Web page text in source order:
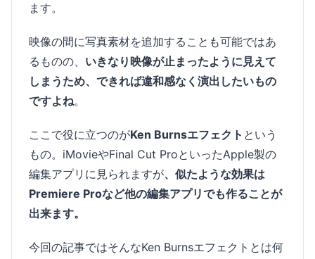
ます。
映像の間に写真素材を追加することも可能ではあ
るものの、 いきなり映像が止まったように見えて
しまうため、できれば違和感なく演出したいもの
ですよね。
ここで役に立つのがKen Burnsエフェクト という
もの。iMovieやFinal Cut ProといったApple製の
編集アプリに見られますが、似たような効果は
Premiere Proなど他の編集アプリでも作ることが
出来ます。
今回の記事ではそんなKen Burnsエフェクトとは何